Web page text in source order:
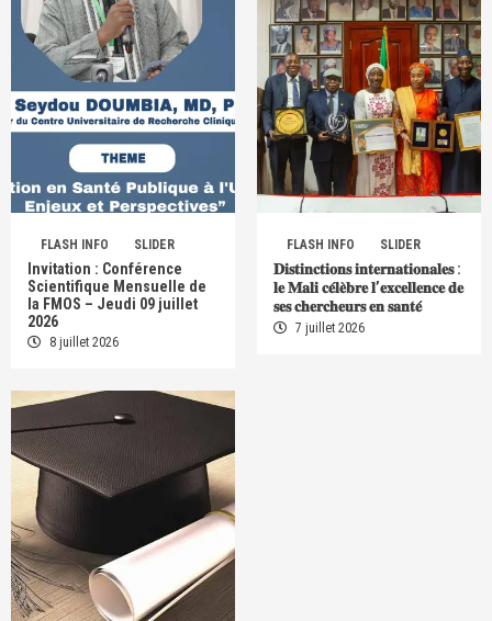
FLASH INFO SLIDER
Invitation : Conférence
Scientifique Mensuelle de
la FMOS – Jeudi 09 juillet
2026
8 juillet 2026
FLASH INFO SLIDER
𝐃𝐢𝐬𝐭𝐢𝐧𝐜𝐭𝐢𝐨𝐧𝐬 𝐢𝐧𝐭𝐞𝐫𝐧𝐚𝐭𝐢𝐨𝐧𝐚𝐥𝐞𝐬 :
𝐥𝐞 𝐌𝐚𝐥𝐢 𝐜𝐞́𝐥𝐞̀𝐛𝐫𝐞 𝐥’𝐞𝐱𝐜𝐞𝐥𝐥𝐞𝐧𝐜𝐞 𝐝𝐞
𝐬𝐞𝐬 𝐜𝐡𝐞𝐫𝐜𝐡𝐞𝐮𝐫𝐬 𝐞𝐧 𝐬𝐚𝐧𝐭𝐞́
7 juillet 2026